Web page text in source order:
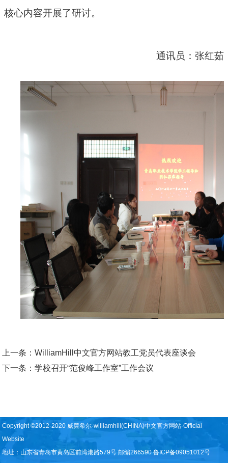
核心内容开展了研讨。
通讯员：张红茹
上一条：WilliamHill中文官方网站教工党员代表座谈会
下一条：学校召开“范俊峰工作室”工作会议
Copyright ©2012-2020 威廉希尔·williamhill(CHINA)中文官方网站-Official
Website
地址：山东省青岛市黄岛区前湾港路579号 邮编266590 鲁ICP备09051012号